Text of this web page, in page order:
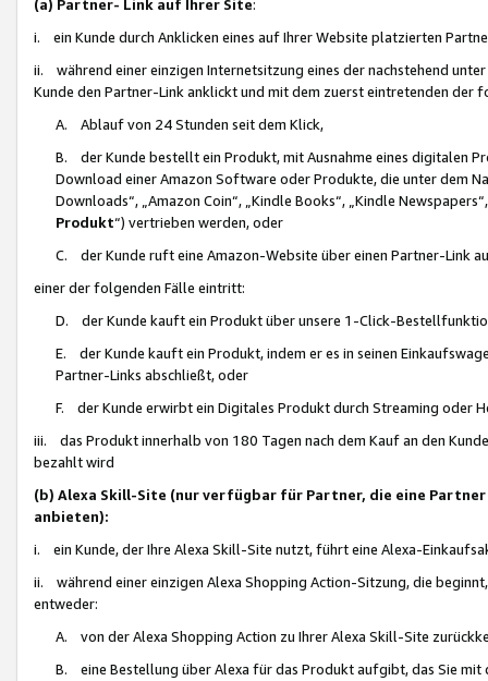
(a) Partner- Link auf Ihrer Site:
i. ein Kunde durch Anklicken eines auf Ihrer Website platzierten
ii. während einer einzigen Internetsitzung eines der nachstehend
Kunde den Partner-Link anklickt und mit dem zuerst eintretenden der
A. Ablauf von 24 Stunden seit dem Klick,
B. der Kunde bestellt ein Produkt, mit Ausnahme eines digitalen
Download einer Amazon Software oder Produkte, die unter dem
Downloads“, „Amazon Coin“, „Kindle Books“, „Kindle
Produkt“) vertrieben werden, oder
C. der Kunde ruft eine Amazon-Website über einen Partner-Link
einer der folgenden Fälle eintritt:
D. der Kunde kauft ein Produkt über unsere 1-Click-
E. der Kunde kauft ein Produkt, indem er es in seinen
Partner-Links abschließt, oder
F. der Kunde erwirbt ein Digitales Produkt durch Streaming oder
iii. das Produkt innerhalb von 180 Tagen nach dem Kauf an den
bezahlt wird
(b) Alexa Skill-Site (nur verfügbar für Partner, die eine
anbieten):
i. ein Kunde, der Ihre Alexa Skill-Site nutzt, führt eine Alexa-
ii. während einer einzigen Alexa Shopping Action-Sitzung, die
entweder:
A. von der Alexa Shopping Action zu Ihrer Alexa Skill-Site
B. eine Bestellung über Alexa für das Produkt aufgibt, das Sie mit